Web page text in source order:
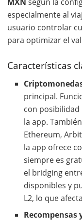
especialmente al
usuario controlar
para optimizar el
Características
principal.
con
la app.
Ethereum,
la app ofrece
siempre es
el bridging
disponibles y
L2, lo que
Recompensas